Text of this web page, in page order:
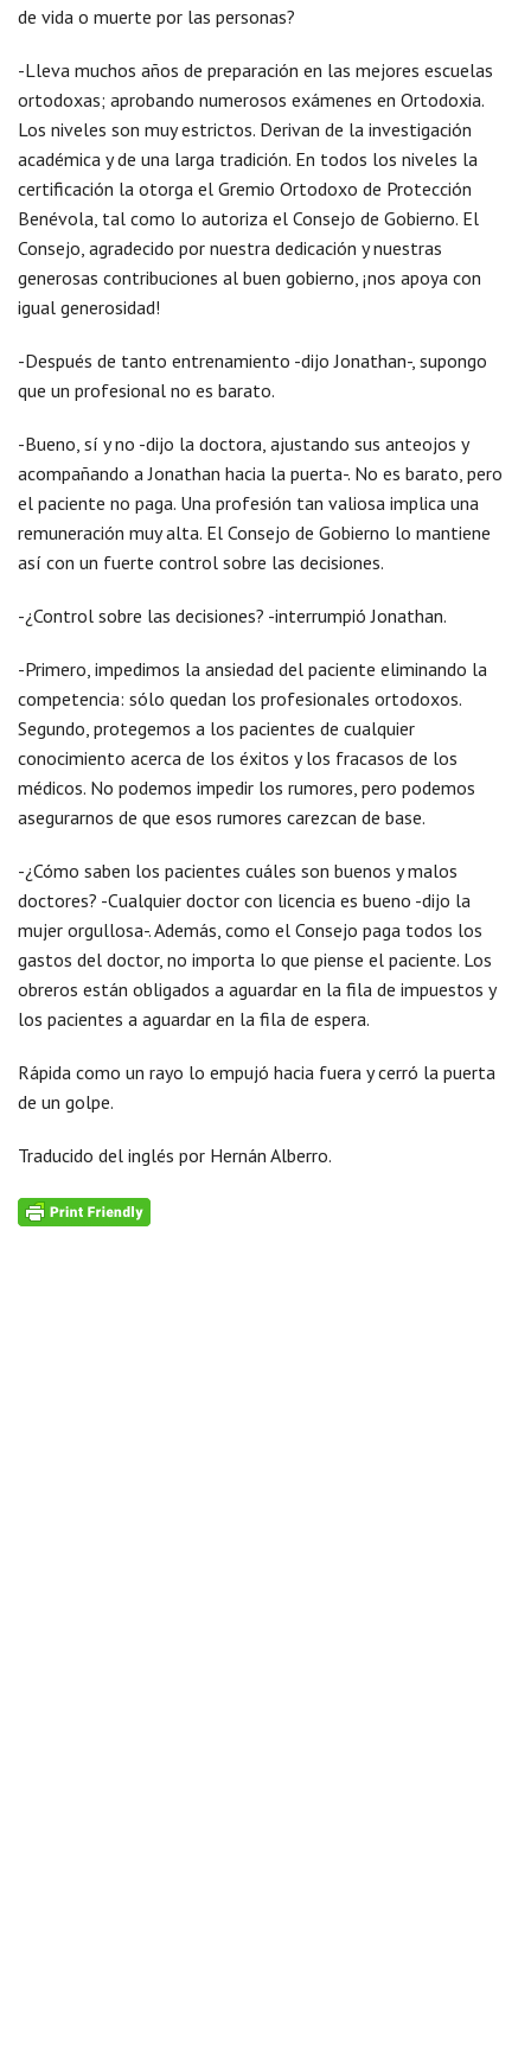
de vida o muerte por las personas?
-Lleva muchos años de preparación en las mejores escuelas
ortodoxas; aprobando numerosos exámenes en Ortodoxia.
Los niveles son muy estrictos. Derivan de la investigación
académica y de una larga tradición. En todos los niveles la
certificación la otorga el Gremio Ortodoxo de Protección
Benévola, tal como lo autoriza el Consejo de Gobierno. El
Consejo, agradecido por nuestra dedicación y nuestras
generosas contribuciones al buen gobierno, ¡nos apoya con
igual generosidad!
-Después de tanto entrenamiento -dijo Jonathan-, supongo
que un profesional no es barato.
-Bueno, sí y no -dijo la doctora, ajustando sus anteojos y
acompañando a Jonathan hacia la puerta-. No es barato, pero
el paciente no paga. Una profesión tan valiosa implica una
remuneración muy alta. El Consejo de Gobierno lo mantiene
así con un fuerte control sobre las decisiones.
-¿Control sobre las decisiones? -interrumpió Jonathan.
-Primero, impedimos la ansiedad del paciente eliminando la
competencia: sólo quedan los profesionales ortodoxos.
Segundo, protegemos a los pacientes de cualquier
conocimiento acerca de los éxitos y los fracasos de los
médicos. No podemos impedir los rumores, pero podemos
asegurarnos de que esos rumores carezcan de base.
-¿Cómo saben los pacientes cuáles son buenos y malos
doctores? -Cualquier doctor con licencia es bueno -dijo la
mujer orgullosa-. Además, como el Consejo paga todos los
gastos del doctor, no importa lo que piense el paciente. Los
obreros están obligados a aguardar en la fila de impuestos y
los pacientes a aguardar en la fila de espera.
Rápida como un rayo lo empujó hacia fuera y cerró la puerta
de un golpe.
Traducido del inglés por Hernán Alberro.